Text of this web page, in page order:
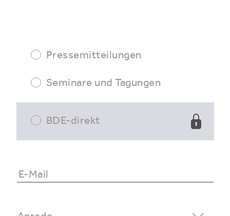
Pressemitteilungen
Seminare und Tagungen
BDE-direkt